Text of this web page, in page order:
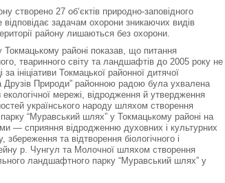
створено 27 об‘єктів природно-заповідного
задачам охорони зникаючих видів
району лишаються без охорони.
Токмацькому районі показав, що питання
тваринного світу та ландшафтів до 2005 року не
ініціативи Токмацької районної дитячої
Друзів Природи” районною радою була ухвалена
мережі, відродження й утвердження
українського народу шляхом створення
“Муравський шлях” у Токмацькому районі на
— сприяння відродженню духовних і культурних
збереження та відтворення біологічного і
р. Чунгул та Молочної шляхом створення
ландшафтного парку “Муравський шлях” у